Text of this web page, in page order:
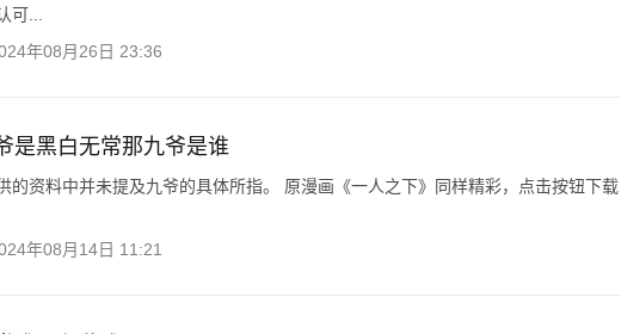
可...
年08月26日 23:36
是黑白无常那九爷是谁
的资料中并未提及九爷的具体所指。 原漫画《一人之下》同样精彩，点击按钮下
年08月14日 11:21